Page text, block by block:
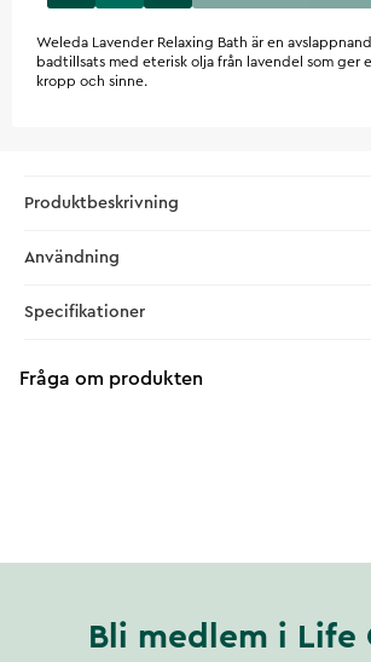
Weleda Lavender Relaxing Bath är en
badtillsats med eterisk olja från lavendel som ger
kropp och sinne.
Produktbeskrivning
Användning
Specifikationer
Fråga om produkten
Bli medlem i Life